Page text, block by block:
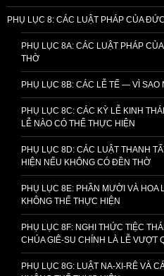
PHỤ LỤC 8: CÁC LUẬT PHÁP CỦA
PHỤ LỤC 8A: CÁC LUẬT PHÁP
THỜ
PHỤ LỤC 8B: CÁC LỄ TẾ — VÌ SAO
PHỤ LỤC 8C: CÁC KỲ LỄ KINH
LỄ NÀO CÓ THỂ THỰC HIỆN
PHỤ LỤC 8D: CÁC LUẬT THANH
HIỆN NẾU KHÔNG CÓ ĐỀN THỜ
PHỤ LỤC 8E: PHẦN MƯỜI VÀ
KHÔNG THỂ THỰC HIỆN
PHỤ LỤC 8F: NGHI THỨC TIỆC
CHÚA GIÊ-SU CHÍNH LÀ LỄ VƯỢT
PHỤ LỤC 8G: LUẬT NA-XI-RÊ VÀ